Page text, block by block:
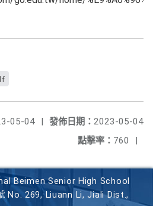
發佈日期： 2023-05-04
05-04
|
點擊率： 760 |
Beimen Senior High School
No. 269, Liuann Li, Jiali Dist.,